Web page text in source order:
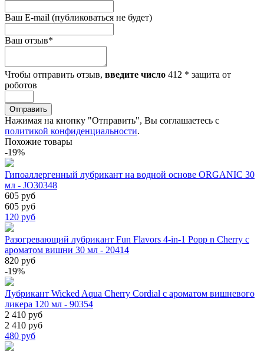
Ваш E-mail (публиковаться не будет)
Ваш отзыв*
Чтобы отправить отзыв, введите число 412 * защита от
роботов
Отправить
Нажимая на кнопку "Отправить", Вы соглашаетесь с
политикой конфиденциальности.
Похожие товары
-19%
Гипоаллергенный лубрикант на водной основе ORGANIC 30
мл - JO30348
605 руб
605 руб
120 руб
Разогревающий лубрикант Fun Flavors 4-in-1 Popp n Cherry с
ароматом вишни 30 мл - 20414
820 руб
-19%
Лубрикант Wicked Aqua Cherry Cordial с ароматом вишневого
ликера 120 мл - 90354
2 410 руб
2 410 руб
480 руб